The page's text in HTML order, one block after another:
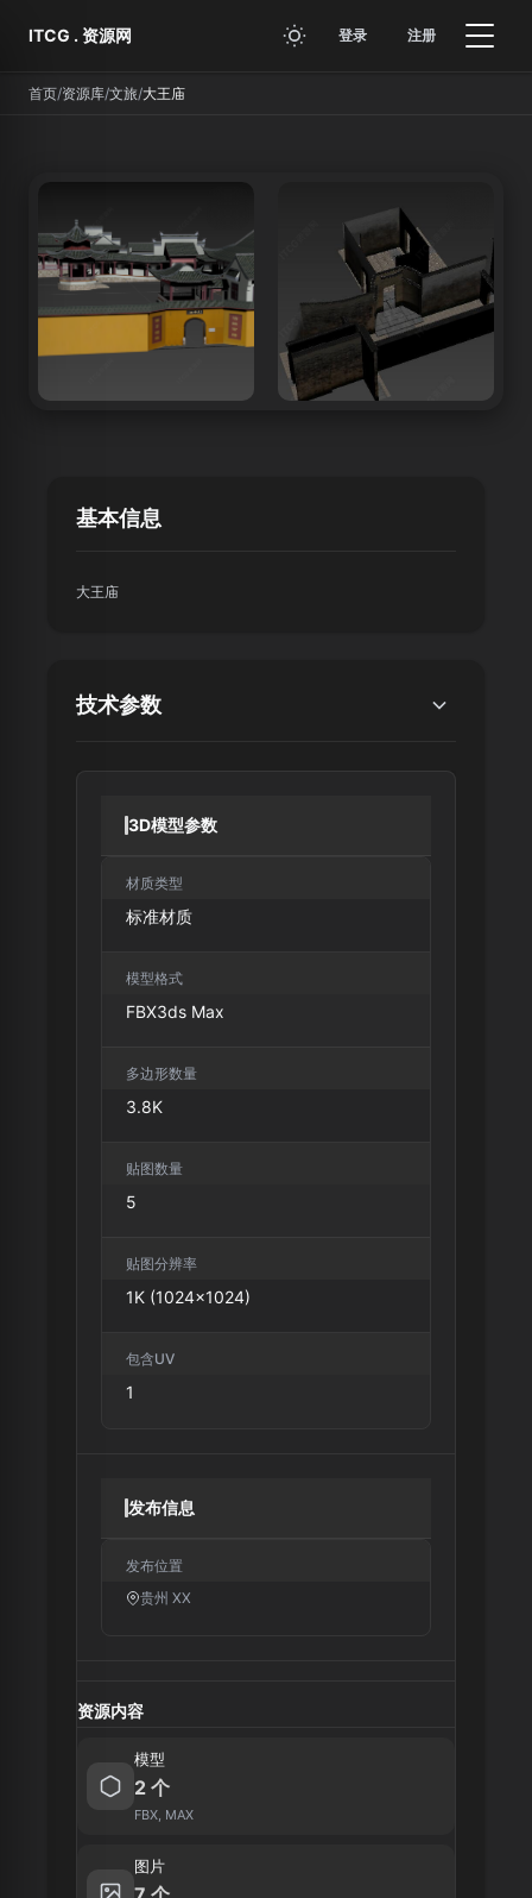
ITCG . 资源网
登录 注册
首页/资源库/文旅/大王庙
基本信息
大王庙
技术参数
3D模型参数
材质类型
标准材质
模型格式
FBX3ds Max
多边形数量
3.8K
贴图数量
5
贴图分辨率
1K (1024×1024)
包含UV
1
发布信息
发布位置
贵州 XX
资源内容
模型
2 个
FBX, MAX
图片